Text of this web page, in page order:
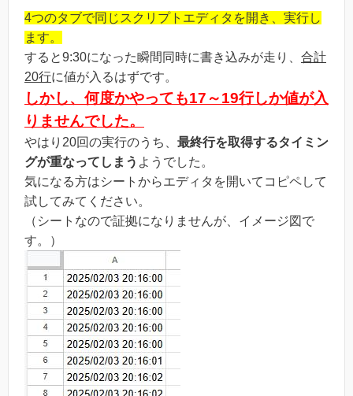
4つのタブで同じスクリプトエディタを開き、実行し
ます。
すると9:30になった瞬間同時に書き込みが走り、 合計
20行に値が入るはずです。
しかし、何度かやっても17～19行しか値が入
りませんでした。
やはり20回の実行のうち、 最終行を取得するタイミン
グが重なってしまう ようでした。
気になる方はシートからエディタを開いてコピペして
試してみてください。
（シートなので証拠になりませんが、イメージ図で
す。）